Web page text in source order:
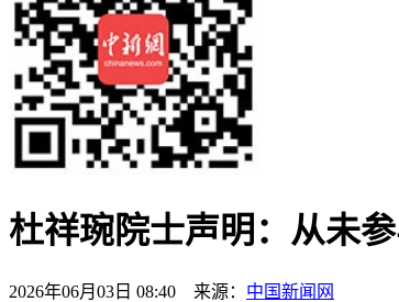
杜祥琬院士声明：从未
2026年06月03日 08:40 来源： 中国新闻网